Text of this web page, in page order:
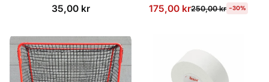
35,00 kr 175,00 kr250,00 kr -30%